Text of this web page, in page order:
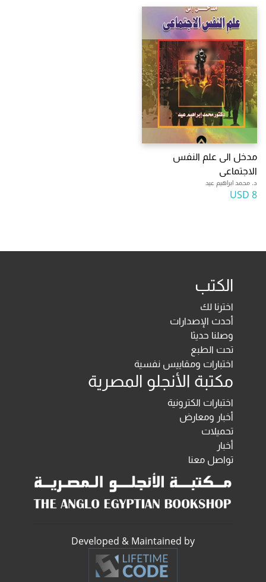
مدخل الى علم النفس
الاجتماعى
د. محمد ابراهيم عيد
8 USD
الكتب
اخترنا لك
أحدث الإصدارات
وصلنا حديثا
تحت الطبع
اختبارات ومقاييس نفسية
مكتبة الأنجلو المصرية
اختبارات الكترونية
أخبار ومعارض
تحميلات
أخبار
تواصل معنا
Developed & Maintained by